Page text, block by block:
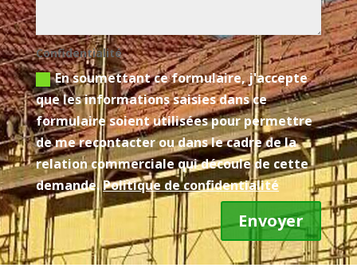
Confidentialité
En soumettant ce formulaire, j'accepte
que les informations saisies dans ce
formulaire soient utilisées pour permettre
de me recontacter ou dans le cadre de la
relation commerciale qui découle de cette
demande.Politique de confidentialité
Envoyer